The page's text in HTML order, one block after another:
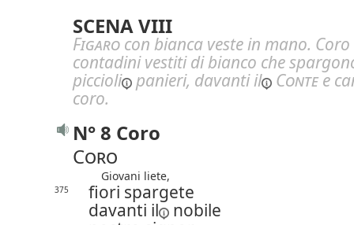
SCENA VIII
Figaro con bianca veste in mano.
contadini vestiti di bianco che
piccioli
panieri, davantiil Conte e
coro.
N° 8 Coro
Coro
Giovani liete,
375
fiori spargete
davanti il
nobile